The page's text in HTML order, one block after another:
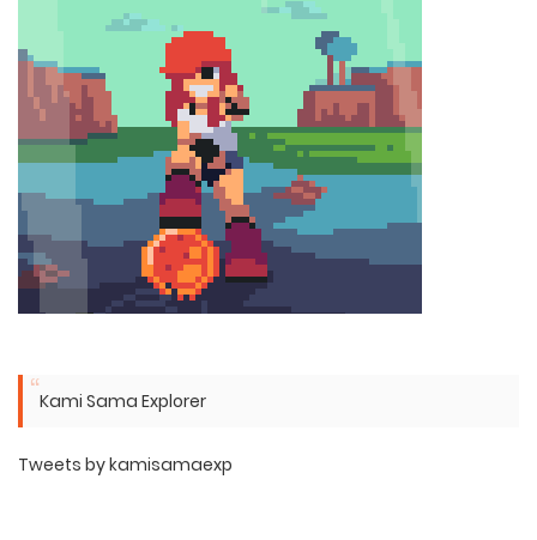
Kami Sama Explorer
Tweets by kamisamaexp